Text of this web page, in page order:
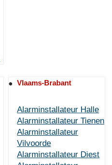
Vlaams-Brabant
Alarminstallateur Halle
Alarminstallateur Tienen
Alarminstallateur
Vilvoorde
Alarminstallateur Diest